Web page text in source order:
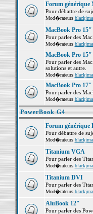
Forum générique
Pour débattre de
Mod�rateurs
MacBook Pro
Pour parler des
Mod�rateurs
MacBook Pro
Pour parler des
solutions et autre.
Mod�rateurs
MacBook Pro 17"
Pour parler des
Mod�rateurs
PowerBook G4
Forum générique
Pour débattre de
Mod�rateurs
Titanium VGA
Pour parler des
Mod�rateurs
Titanium DVI
Pour parler des
Mod�rateurs
AluBook 12"
Pour parler des